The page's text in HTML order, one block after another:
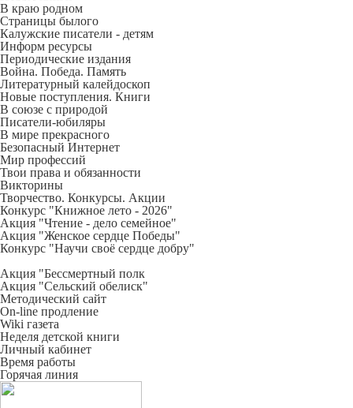
В краю родном
Страницы былого
Калужские писатели - детям
Информ ресурсы
Периодические издания
Война. Победа. Память
Литературный калейдоскоп
Новые поступления. Книги
В союзе с природой
Писатели-юбиляры
В мире прекрасного
Безопасный Интернет
Мир профессий
Твои права и обязанности
Викторины
Творчество. Конкурсы. Акции
Конкурс "Книжное лето - 2026"
Акция "Чтение - дело семейное"
Акция "Женское сердце Победы"
Конкурс "Научи своё сердце добру"
Акция "Бессмертный полк
Акция "Сельский обелиск"
Методический сайт
On-line продление
Wiki газета
Неделя детской книги
Личный кабинет
Время работы
Горячая линия